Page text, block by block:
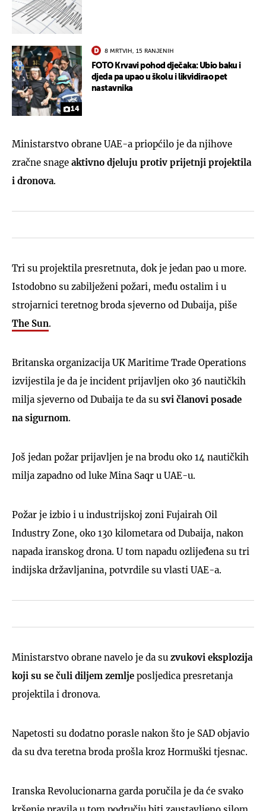
14
8 MRTVIH, 15 RANJENIH
FOTO Krvavi pohod dječaka: Ubio baku i
djeda pa upao u školu i likvidirao pet
nastavnika
Ministarstvo obrane UAE-a priopćilo je da njihove
zračne snage aktivno djeluju protiv prijetnji projektila
i dronova.
Tri su projektila presretnuta, dok je jedan pao u more.
Istodobno su zabilježeni požari, među ostalim i u
strojarnici teretnog broda sjeverno od Dubaija, piše
The Sun.
Britanska organizacija UK Maritime Trade Operations
izvijestila je da je incident prijavljen oko 36 nautičkih
milja sjeverno od Dubaija te da su svi članovi posade
na sigurnom.
Još jedan požar prijavljen je na brodu oko 14 nautičkih
milja zapadno od luke Mina Saqr u UAE-u.
Požar je izbio i u industrijskoj zoni Fujairah Oil
Industry Zone, oko 130 kilometara od Dubaija, nakon
napada iranskog drona. U tom napadu ozlijeđena su tri
indijska državljanina, potvrdile su vlasti UAE-a.
Ministarstvo obrane navelo je da su zvukovi eksplozija
koji su se čuli diljem zemlje posljedica presretanja
projektila i dronova.
Napetosti su dodatno porasle nakon što je SAD objavio
da su dva teretna broda prošla kroz Hormuški tjesnac.
Iranska Revolucionarna garda poručila je da će svako